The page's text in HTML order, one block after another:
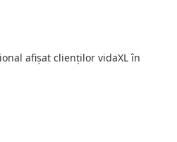
afișat clienților vidaXL în